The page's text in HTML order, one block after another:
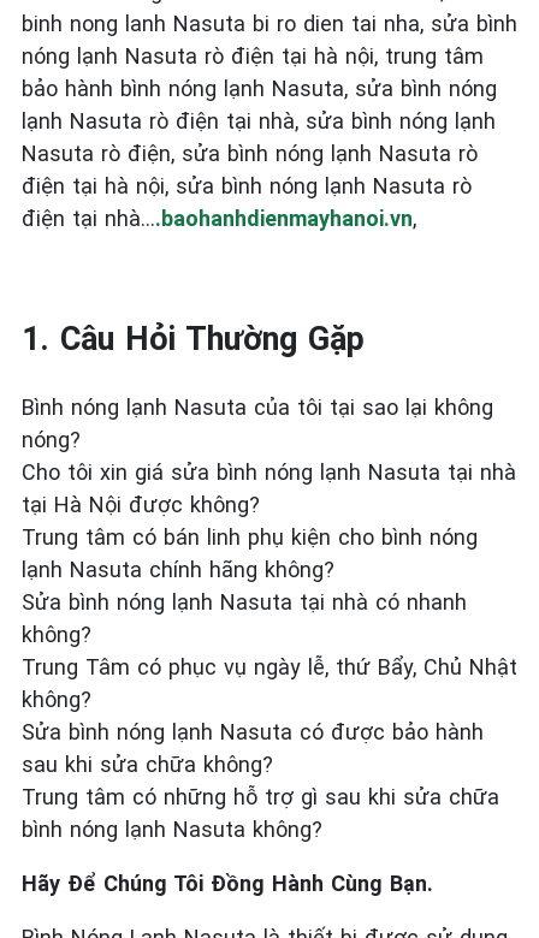
binh nong lanh Nasuta bi ro dien tai nha, sửa bình
nóng lạnh Nasuta rò điện tại hà nội, trung tâm
bảo hành bình nóng lạnh Nasuta, sửa bình nóng
lạnh Nasuta rò điện tại nhà, sửa bình nóng lạnh
Nasuta rò điện, sửa bình nóng lạnh Nasuta rò
điện tại hà nội, sửa bình nóng lạnh Nasuta rò
điện tại nhà….baohanhdienmayhanoi.vn,
1. Câu Hỏi Thường Gặp
Bình nóng lạnh Nasuta của tôi tại sao lại không
nóng?
Cho tôi xin giá sửa bình nóng lạnh Nasuta tại nhà
tại Hà Nội được không?
Trung tâm có bán linh phụ kiện cho bình nóng
lạnh Nasuta chính hãng không?
Sửa bình nóng lạnh Nasuta tại nhà có nhanh
không?
Trung Tâm có phục vụ ngày lễ, thứ Bẩy, Chủ Nhật
không?
Sửa bình nóng lạnh Nasuta có được bảo hành
sau khi sửa chữa không?
Trung tâm có những hỗ trợ gì sau khi sửa chữa
bình nóng lạnh Nasuta không?
Hãy Để Chúng Tôi Đồng Hành Cùng Bạn.